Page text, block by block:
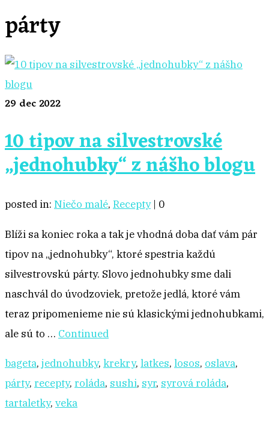
párty
29 dec 2022
10 tipov na silvestrovské
„jednohubky“ z nášho blogu
posted in: Niečo malé, Recepty | 0
Blíži sa koniec roka a tak je vhodná doba dať vám pár
tipov na „jednohubky“, ktoré spestria každú
silvestrovskú párty. Slovo jednohubky sme dali
naschvál do úvodzoviek, pretože jedlá, ktoré vám
teraz pripomenieme nie sú klasickými jednohubkami,
ale sú to … Continued
bageta, jednohubky, krekry, latkes, losos, oslava,
párty, recepty, roláda, sushi, syr, syrová roláda,
tartaletky, veka